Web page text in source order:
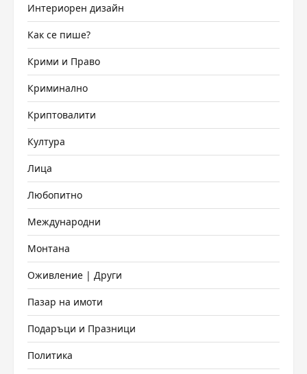
Интериорен дизайн
Как се пише?
Крими и Право
Криминално
Криптовалити
Култура
Лица
Любопитно
Международни
Монтана
Оживление | Други
Пазар на имоти
Подаръци и Празници
Политика